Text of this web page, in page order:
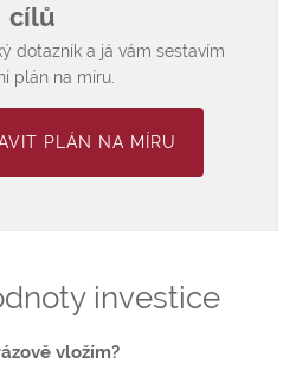
cílů
dotazník a já vám sestavím
plán na míru.
PLÁN NA MÍRU
investice
vložím?